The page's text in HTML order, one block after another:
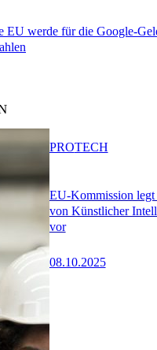
EU werde für die Google-
EU-Kommission legt
von Künstlicher
vor
08.10.2025
PROTECH